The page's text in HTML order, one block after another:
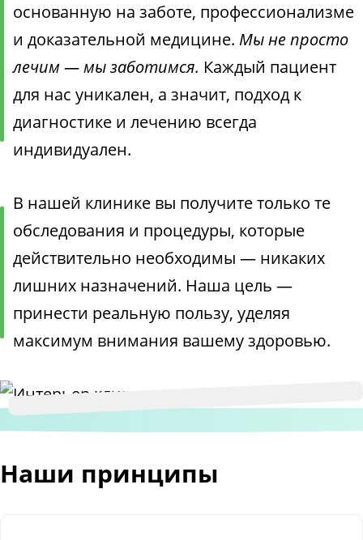
основанную на заботе, профессионализме
и доказательной медицине. Мы не просто
лечим — мы заботимся. Каждый пациент
для нас уникален, а значит, подход к
диагностике и лечению всегда
индивидуален.
В нашей клинике вы получите только те
обследования и процедуры, которые
действительно необходимы — никаких
лишних назначений. Наша цель —
принести реальную пользу, уделяя
максимум внимания вашему здоровью.
Наши принципы